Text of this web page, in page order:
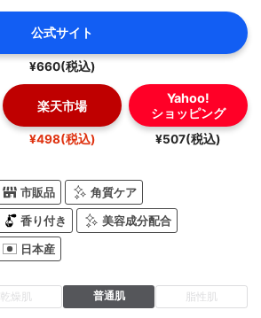
公式サイト
¥660(税込)
楽天市場
¥498(税込)
Yahoo!
ショッピング
¥507(税込)
市販品 角質ケア
香り付き 美容成分配合
日本産
乾燥肌 普通肌 脂性肌